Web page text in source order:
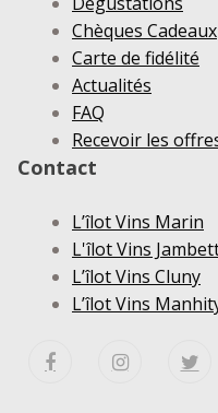
Chèques Cadeaux
Carte de fidélité
Actualités
FAQ
Recevoir les
Contact
L’îlot Vins Marin
L'îlot Vins
L’îlot Vins Cluny
L’îlot Vins